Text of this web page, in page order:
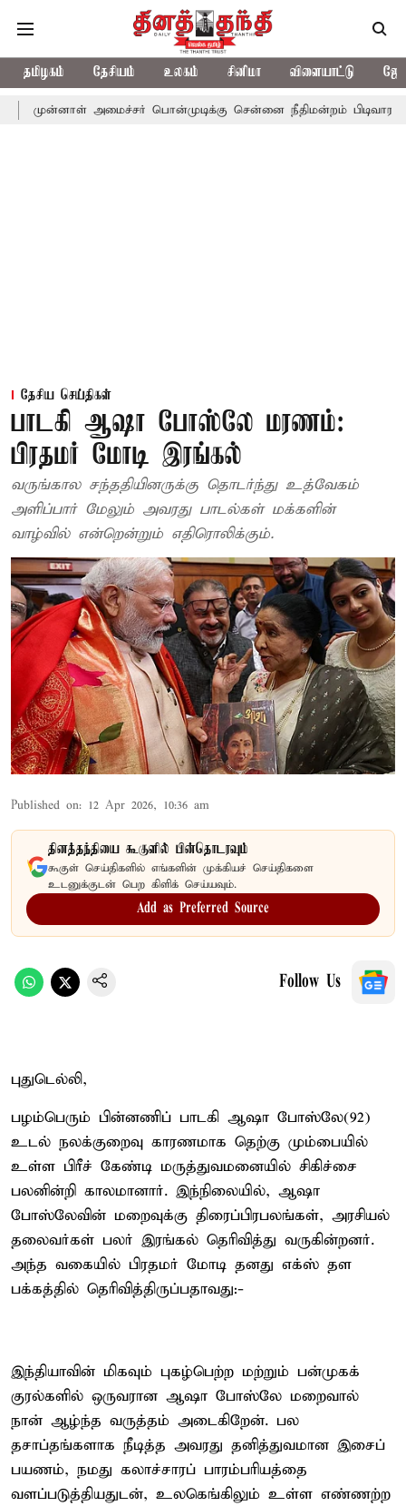
தமிழகம் தேசியம் உலகம் சினிமா விளையாட்டு
அமைச்சர் பொன்முடிக்கு சென்னை நீதிமன்றம் பிடிவாராண்ட்
தேசிய செய்திகள்
பாடகி ஆஷா போஸ்லே மரணம்:
பிரதமர் மோடி இரங்கல்
வருங்கால சந்ததியினருக்கு தொடர்ந்து உத்வேகம்
அளிப்பார் மேலும் அவரது பாடல்கள் மக்களின்
வாழ்வில் என்றென்றும் எதிரொலிக்கும்.
Published on: 12 Apr 2026, 10:36 am
தினத்தந்தியை கூகுளில் பின்தொடரவும்
கூகுள் செய்திகளில் எங்களின் முக்கியச் செய்திகளை
உடனுக்குடன் பெற கிளிக் செய்யவும்.
Add as Preferred Source
Follow Us
புதுடெல்லி,
பழம்பெரும் பின்னணிப் பாடகி ஆஷா போஸ்லே(92)
உடல் நலக்குறைவு காரணமாக தெற்கு மும்பையில்
உள்ள பிரீச் கேண்டி மருத்துவமனையில் சிகிச்சை
பலனின்றி காலமானார். இந்நிலையில், ஆஷா
போஸ்லேவின் மறைவுக்கு திரைப்பிரபலங்கள், அரசியல்
தலைவர்கள் பலர் இரங்கல் தெரிவித்து வருகின்றனர்.
அந்த வகையில் பிரதமர் மோடி தனது எக்ஸ் தள
பக்கத்தில் தெரிவித்திருப்பதாவது:-
இந்தியாவின் மிகவும் புகழ்பெற்ற மற்றும் பன்முகக்
குரல்களில் ஒருவரான ஆஷா போஸ்லே மறைவால்
நான் ஆழ்ந்த வருத்தம் அடைகிறேன். பல
தசாப்தங்களாக நீடித்த அவரது தனித்துவமான இசைப்
பயணம், நமது கலாச்சாரப் பாரம்பரியத்தை
வளப்படுத்தியதுடன், உலகெங்கிலும் உள்ள எண்ணற்ற